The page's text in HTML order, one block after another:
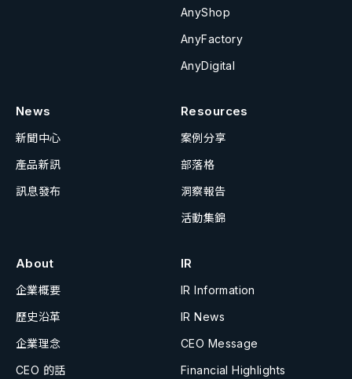
AnyShop
AnyFactory
AnyDigital
News
新聞中心
產品新訊
訊息發布
Resources
案例分享
部落格
洞察報告
活動集錦
About
企業概要
歷史沿革
企業理念
CEO 的話
IR
IR Information
IR News
CEO Message
Financial Highlights